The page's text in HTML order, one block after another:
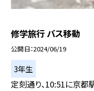
修学旅行 バス移動
公開日 2024/06/19
3年生
定刻通り、10:51に京都